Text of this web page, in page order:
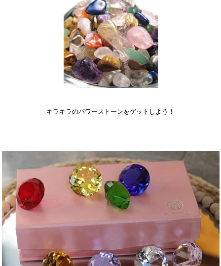
キラキラのパワーストーンをゲットしよう！